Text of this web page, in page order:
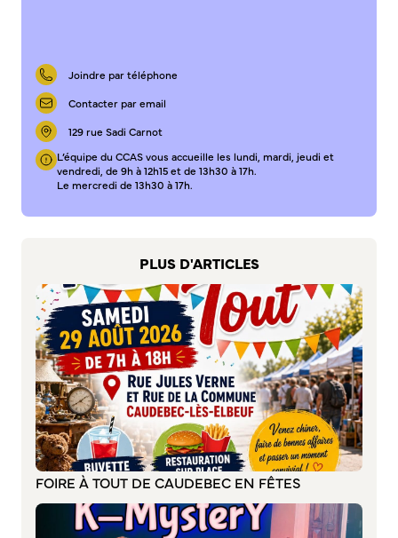
Joindre par téléphone
Contacter par email
129 rue Sadi Carnot
L’équipe du CCAS vous accueille les lundi, mardi, jeudi et
vendredi, de 9h à 12h15 et de 13h30 à 17h.
Le mercredi de 13h30 à 17h.
PLUS D'ARTICLES
FOIRE À TOUT DE CAUDEBEC EN FÊTES
S’informer
Application
S’abonner au mail d’information
Réseaux sociaux
Journal municipal
Le Territoire
La Métropole de Rouen Normandie
Le Département de la Seine-Maritime
La Région Normandie
Culture
Espace Bourvil
Médiathèque Boris Vian
Studio Gainsbourg
Boîtes à lire
Vie associative
Attribution de subventions